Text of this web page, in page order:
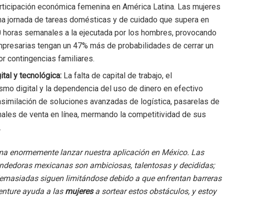
económica femenina en América Latina. Las mujeres
jornada de tareas domésticas y de cuidado que supera en
horas semanales a la ejecutada por los hombres, provocando
tengan un 47% más de probabilidades de cerrar un
contingencias familiares.
y tecnológica: La falta de capital de trabajo, el
digital y la dependencia del uso de dinero en efectivo
de soluciones avanzadas de logística, pasarelas de
de venta en línea, mermando la competitividad de sus
enormemente lanzar nuestra aplicación en México. Las
mexicanas son ambiciosas, talentosas y decididas;
siguen limitándose debido a que enfrentan barreras
ayuda a las mujeresa sortear estos obstáculos, y estoy